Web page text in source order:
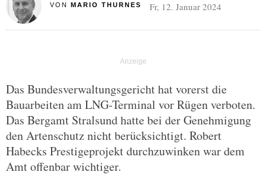
VON MARIO THURNES Fr, 12. Januar 2024
Das Bundesverwaltungsgericht hat vorerst die
Bauarbeiten am LNG-Terminal vor Rügen verboten.
Das Bergamt Stralsund hatte bei der Genehmigung
den Artenschutz nicht berücksichtigt. Robert
Habecks Prestigeprojekt durchzuwinken war dem
Amt offenbar wichtiger.